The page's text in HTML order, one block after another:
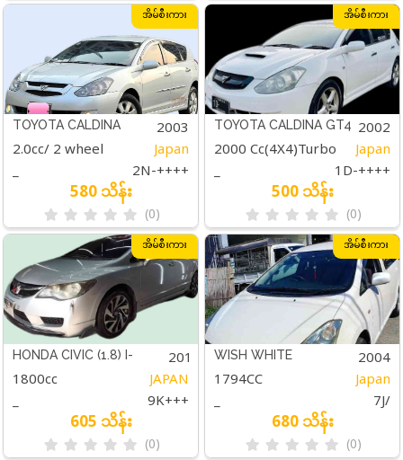
အိမ်စီးကား
TOYOTA CALDINA 2003
2.0cc/ 2 wheel Japan
_ 2N-++++
580 သိန်း
(0)
အိမ်စီးကား
TOYOTA CALDINA GT4 2002
2000 Cc(4X4)Turbo Japan
_ 1D-++++
500 သိန်း
(0)
အိမ်စီးကား
HONDA CIVIC (1.8) I-
VTEC+PADDLE SHIFT
2010
1800cc JAPAN
_ 9K+++
605 သိန်း
(0)
အိမ်စီးကား
WISH WHITE 2004
1794CC Japan
_ 7J/
680 သိန်း
(0)